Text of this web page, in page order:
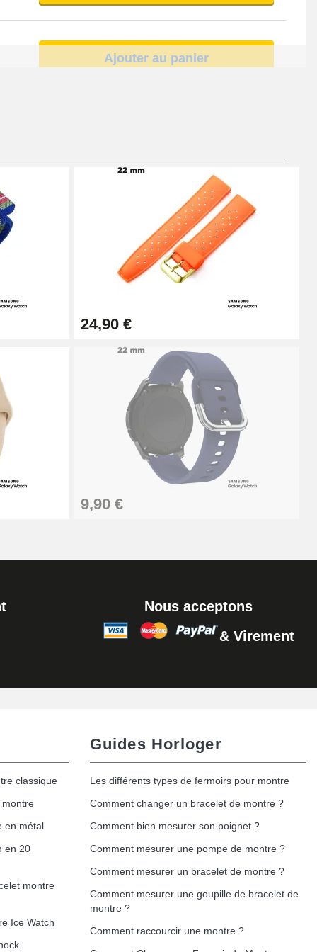
Ajouter au panier
Ajouter au panier
Ajouter au panier
Ajouter au panier
Ajouter au panier
Ajouter au panier
24,90 €
9,90 €
Nous acceptons
& Virement
classique
en métal
en 20
montre
Ice Watch
Guides Horloger
Les différents types de fermoirs pour montre
Comment changer un bracelet de montre ?
Comment bien mesurer son poignet ?
Comment mesurer une pompe de montre ?
Comment mesurer un bracelet de montre ?
Comment mesurer une goupille de bracelet de
montre ?
Comment raccourcir une montre ?